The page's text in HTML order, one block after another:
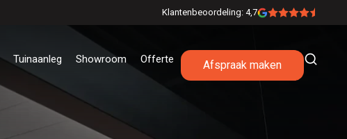
Klantenbeoordeling: 4,7
Tuinaanleg Showroom Offerte Afspraak maken